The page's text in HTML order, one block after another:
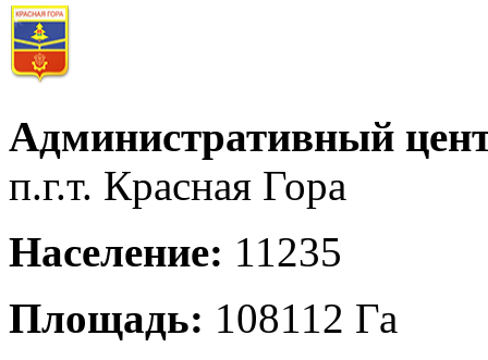
Административный
п.г.т. Красная Гора
Население: 11235
Площадь: 108112 Га